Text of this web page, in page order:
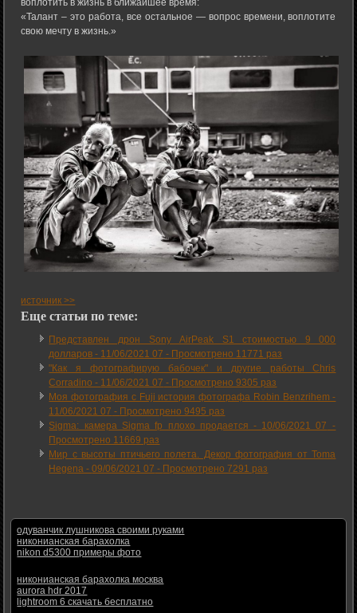
«Талант – это работа, все остальное — вопрос времени, воплотите
свою мечту в жизнь.»
источник >>
Еще статьи по теме:
Представлен дрон Sony AirPeak S1 стоимостью 9 000
долларов - 11/06/2021 07 - Просмотрено 11771 раз
"Как я фотографирую бабочек" и другие работы Chris
Corradino - 11/06/2021 07 - Просмотрено 9305 раз
Моя фотография с Fuji история фотографа Robin Benzrihem -
11/06/2021 07 - Просмотрено 9495 раз
Sigma: камера Sigma fp плохо продается - 10/06/2021 07 -
Просмотрено 11669 раз
Мир с высоты птичьего полета. Декор фотография от Toma
Hegena -09/06/2021 07 - Просмотрено 7291 раз
одуванчик лушникова своими руками
никонианская барахолка
nikon d5300 примеры фото
никонианская барахолка москва
aurora hdr 2017
lightroom 6 скачать бесплатно